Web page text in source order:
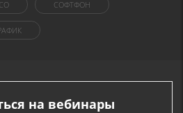
СОФТФОН
на вебинары